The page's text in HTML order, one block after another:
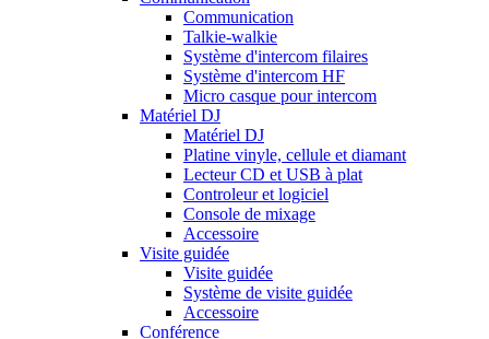
Communication
Talkie-walkie
Système d'intercom filaires
Système d'intercom HF
Micro casque pour intercom
Matériel DJ
Matériel DJ
Platine vinyle, cellule et diamant
Lecteur CD et USB à plat
Controleur et logiciel
Console de mixage
Accessoire
Visite guidée
Visite guidée
Système de visite guidée
Accessoire
Conférence